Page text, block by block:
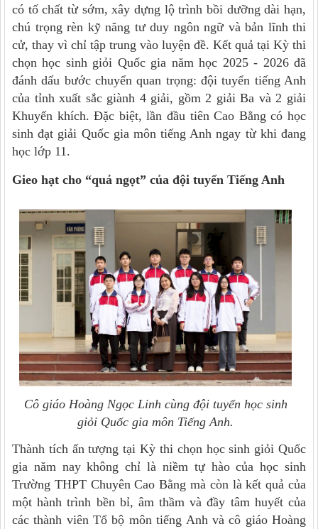
có tố chất từ sớm, xây dựng lộ trình bồi dưỡng dài hạn,
chú trọng rèn kỹ năng tư duy ngôn ngữ và bản lĩnh thi
cử, thay vì chỉ tập trung vào luyện đề. Kết quả tại Kỳ thi
chọn học sinh giỏi Quốc gia năm học 2025 - 2026 đã
đánh dấu bước chuyển quan trọng: đội tuyển tiếng Anh
của tỉnh xuất sắc giành 4 giải, gồm 2 giải Ba và 2 giải
Khuyến khích. Đặc biệt, lần đầu tiên Cao Bằng có học
sinh đạt giải Quốc gia môn tiếng Anh ngay từ khi đang
học lớp 11.
Gieo hạt cho “quả ngọt” của đội tuyển Tiếng Anh
Cô giáo Hoàng Ngọc Linh cùng đội tuyển học sinh
giỏi Quốc gia môn Tiếng Anh.
Thành tích ấn tượng tại Kỳ thi chọn học sinh giỏi Quốc
gia năm nay không chỉ là niềm tự hào của học sinh
Trường THPT Chuyên Cao Bằng mà còn là kết quả của
một hành trình bền bỉ, âm thầm và đầy tâm huyết của
các thành viên Tổ bộ môn tiếng Anh và cô giáo Hoàng